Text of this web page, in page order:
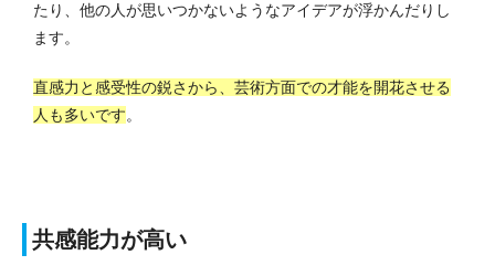
たり、他の人が思いつかないようなアイデアが浮かんだりし
ます。
直感力と感受性の鋭さから、芸術方面での才能を開花させる
人も多いです。
共感能力が高い